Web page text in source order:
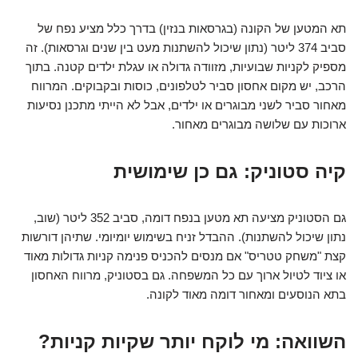
תא המטען של הקונה (בגרסאות בנזין) בדרך כלל מציע נפח של
סביב 374 ליטר (נתון שיכול להשתנות מעט בין שנים וגרסאות). זה
מספיק לקניות שבועיות, מזוודה גדולה או עגלת ילדים קטנה. בתוך
הרכב, יש מקום אחסון סביר לטלפונים, כוסות ובקבוקים. המרווח
מאחור סביר לשני מבוגרים או ילדים, אבל לא הייתי מתכנן נסיעות
ארוכות עם שלושה מבוגרים מאחור.
קיה סטוניק: גם כן שימושית
גם הסטוניק מציעה תא מטען בנפח דומה, סביב 352 ליטר (שוב,
נתון שיכול להשתנות). ההבדל זניח בשימוש יומיומי. שתיהן דורשות
קצת "משחק טטריס" אם מנסים להכניס פנימה קניות גדולות מאוד
או ציוד לטיול ארוך עם כל המשפחה. גם בסטוניק, מרווח האחסון
בתא הנוסעים ומאחור דומה מאוד לקונה.
השוואה: מי לוקח יותר שקיות קניות?